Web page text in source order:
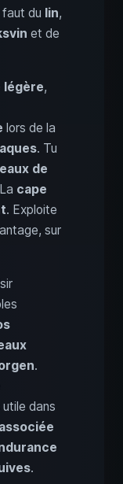
du lin,
et de
légère,
lors de la
. Tu
de
cape
. Exploite
sur
.
dans
.